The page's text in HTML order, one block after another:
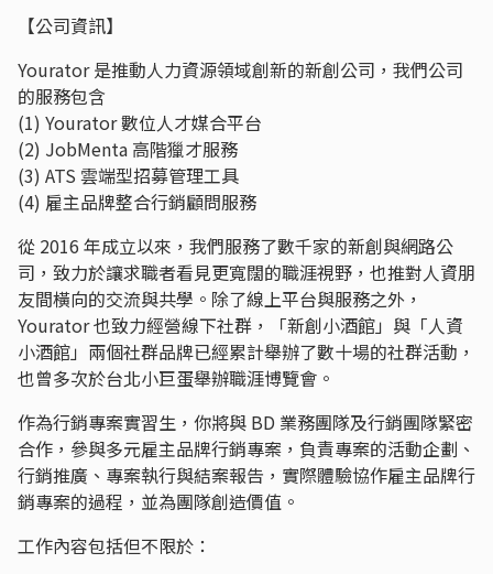
【公司資訊】
Yourator 是推動人力資源領域創新的新創公司，我們公司
的服務包含
(1) Yourator 數位人才媒合平台
(2) JobMenta 高階獵才服務
(3) ATS 雲端型招募管理工具
(4) 雇主品牌整合行銷顧問服務
從 2016 年成立以來，我們服務了數千家的新創與網路公
司，致力於讓求職者看見更寬闊的職涯視野，也推對人資朋
友間橫向的交流與共學。除了線上平台與服務之外，
Yourator 也致力經營線下社群，「新創小酒館」與「人資
小酒館」兩個社群品牌已經累計舉辦了數十場的社群活動，
也曾多次於台北小巨蛋舉辦職涯博覽會。
作為行銷專案實習生，你將與 BD 業務團隊及行銷團隊緊密
合作，參與多元雇主品牌行銷專案，負責專案的活動企劃、
行銷推廣、專案執行與結案報告，實際體驗協作雇主品牌行
銷專案的過程，並為團隊創造價值。
工作內容包括但不限於：